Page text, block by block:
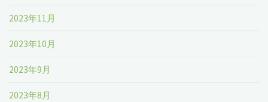
2023年11月
2023年10月
2023年9月
2023年8月